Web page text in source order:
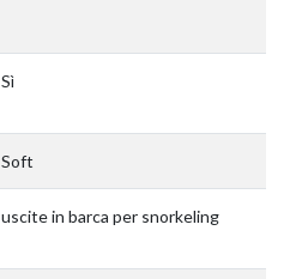
Sì
Soft
uscite in barca per snorkeling